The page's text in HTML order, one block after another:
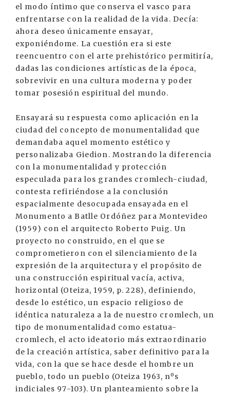
el modo íntimo que conserva el vasco para
enfrentarse con la realidad de la vida. Decía:
ahora deseo únicamente ensayar,
exponiéndome. La cuestión era si este
reencuentro con el arte prehistórico permitiría,
dadas las condiciones artísticas de la época,
sobrevivir en una cultura moderna y poder
tomar posesión espiritual del mundo.
Ensayará su respuesta como aplicación en la
ciudad del concepto de monumentalidad que
demandaba aquel momento estético y
personalizaba Giedion. Mostrando la diferencia
con la monumentalidad y protección
especulada para los grandes cromlech-ciudad,
contesta refiriéndose a la conclusión
espacialmente desocupada ensayada en el
Monumento a Batlle Ordóñez para Montevideo
(1959) con el arquitecto Roberto Puig. Un
proyecto no construido, en el que se
comprometieron con el silenciamiento de la
expresión de la arquitectura y el propósito de
una construcción espiritual vacía, activa,
horizontal (Oteiza, 1959, p. 228), definiendo,
desde lo estético, un espacio religioso de
idéntica naturaleza a la de nuestro cromlech, un
tipo de monumentalidad como estatua-
cromlech, el acto ideatorio más extraordinario
de la creación artística, saber definitivo para la
vida, con la que se hace desde el hombre un
pueblo, todo un pueblo (Oteiza 1963, nºs
indiciales 97-103). Un planteamiento sobre la